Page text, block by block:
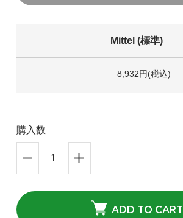
Mittel (標準)
8,932円(税込)
購入数
ADD TO CART